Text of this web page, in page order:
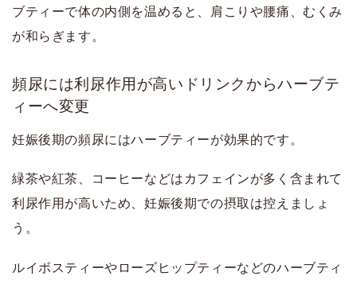
ブティーで体の内側を温めると、肩こりや腰痛、むくみ
が和らぎます。
頻尿には利尿作用が高いドリンクからハーブテ
ィーへ変更
妊娠後期の頻尿にはハーブティーが効果的です。
緑茶や紅茶、コーヒーなどはカフェインが多く含まれて
利尿作用が高いため、妊娠後期での摂取は控えましょ
う。
ルイボスティーやローズヒップティーなどのハーブティ